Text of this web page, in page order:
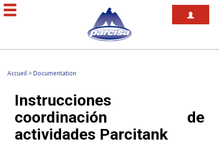
Accueil > Documentation
Instrucciones
coordinación de
actividades Parcitank